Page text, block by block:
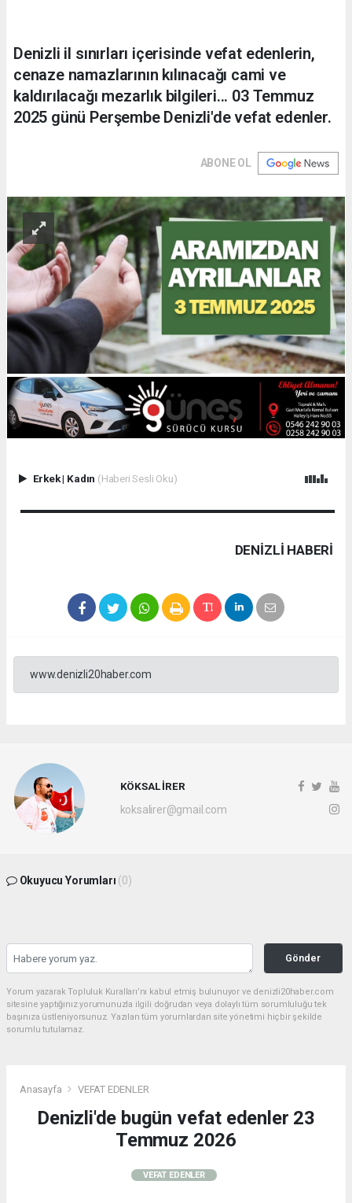
Denizli il sınırları içerisinde vefat edenlerin,
cenaze namazlarının kılınacağı cami ve
kaldırılacağı mezarlık bilgileri... 03 Temmuz
2025 günü Perşembe Denizli'de vefat edenler.
ABONE OL
Erkek| Kadın (Haberi Sesli Oku)
DENIZLI HABERİ
www.denizli20haber.com
KÖKSAL İRER
koksalirer@gmail.com
Okuyucu Yorumları (0)
Gönder
Yorum yazarak Topluluk Kuralları’nı kabul etmiş bulunuyor ve denizli20haber.com
sitesine yaptığınız yorumunuzla ilgili doğrudan veya dolaylı tüm sorumluluğu tek
başınıza üstleniyorsunuz. Yazılan tüm yorumlardan site yönetimi hiçbir şekilde
sorumlu tutulamaz.
Anasayfa VEFAT EDENLER
Denizli'de bugün vefat edenler 23
Temmuz 2026
VEFAT EDENLER